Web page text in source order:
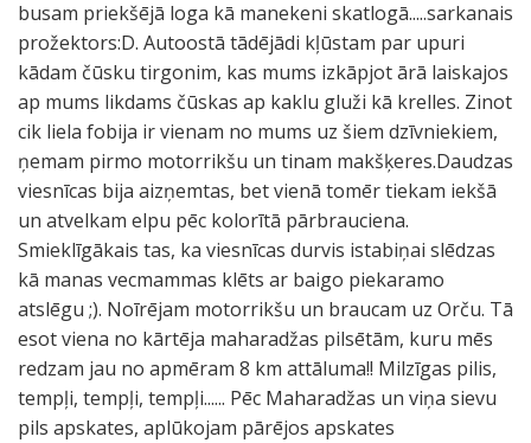
busam priekšējā loga kā manekeni skatlogā.....sarkanais
prožektors:D. Autoostā tādējādi kļūstam par upuri
kādam čūsku tirgonim, kas mums izkāpjot ārā laiskajos
ap mums likdams čūskas ap kaklu gluži kā krelles. Zinot
cik liela fobija ir vienam no mums uz šiem dzīvniekiem,
ņemam pirmo motorrikšu un tinam makšķeres.Daudzas
viesnīcas bija aizņemtas, bet vienā tomēr tiekam iekšā
un atvelkam elpu pēc kolorītā pārbrauciena.
Smieklīgākais tas, ka viesnīcas durvis istabiņai slēdzas
kā manas vecmammas klēts ar baigo piekaramo
atslēgu ;). Noīrējam motorrikšu un braucam uz Orču. Tā
esot viena no kārtēja maharadžas pilsētām, kuru mēs
redzam jau no apmēram 8 km attāluma!! Milzīgas pilis,
tempļi, tempļi, tempļi...... Pēc Maharadžas un viņa sievu
pils apskates, aplūkojam pārējos apskates